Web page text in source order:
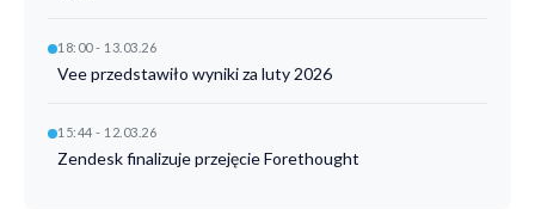
18:00 - 13.03.26
Vee przedstawiło wyniki za luty 2026
15:44 - 12.03.26
Zendesk finalizuje przejęcie Forethought